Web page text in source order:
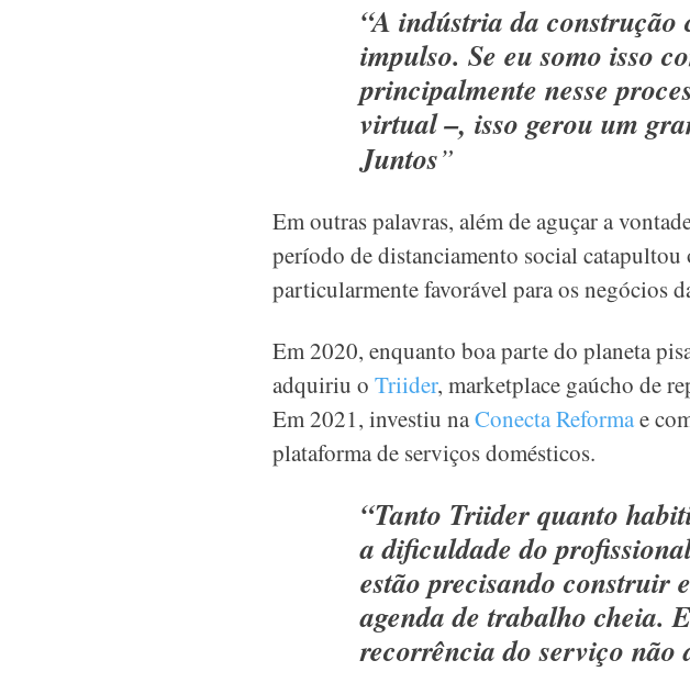
“A indústria da
impulso. Se eu somo isso
principalmente nesse
virtual –, isso gerou um
Juntos”
Em outras palavras, além de aguçar a
período de distanciamento social
particularmente favorável para os negócios
Em 2020, enquanto boa parte do planeta
adquiriu o Triider, marketplace gaúcho de
Em 2021, investiu naConecta Reformae
plataforma de serviços domésticos.
“Tanto Triider quanto
a dificuldade do
estão precisando construir
agenda de trabalho cheia.
recorrência do serviço não